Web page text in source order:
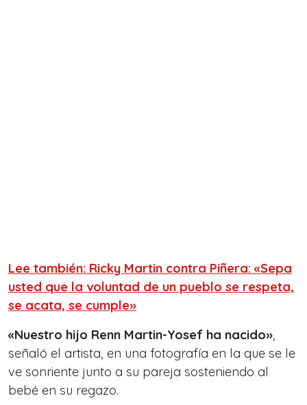
Lee también: Ricky Martin contra Piñera: «Sepa
usted que la voluntad de un pueblo se respeta,
se acata, se cumple»
«Nuestro hijo Renn Martin-Yosef ha nacido»,
señaló el artista, en una fotografía en la que se le
ve sonriente junto a su pareja sosteniendo al
bebé en su regazo.